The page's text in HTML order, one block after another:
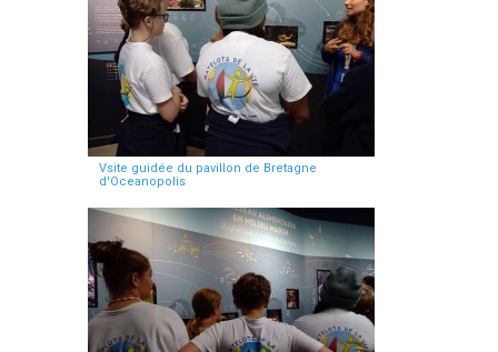
Vsite guidée du pavillon de Bretagne
d'Oceanopolis